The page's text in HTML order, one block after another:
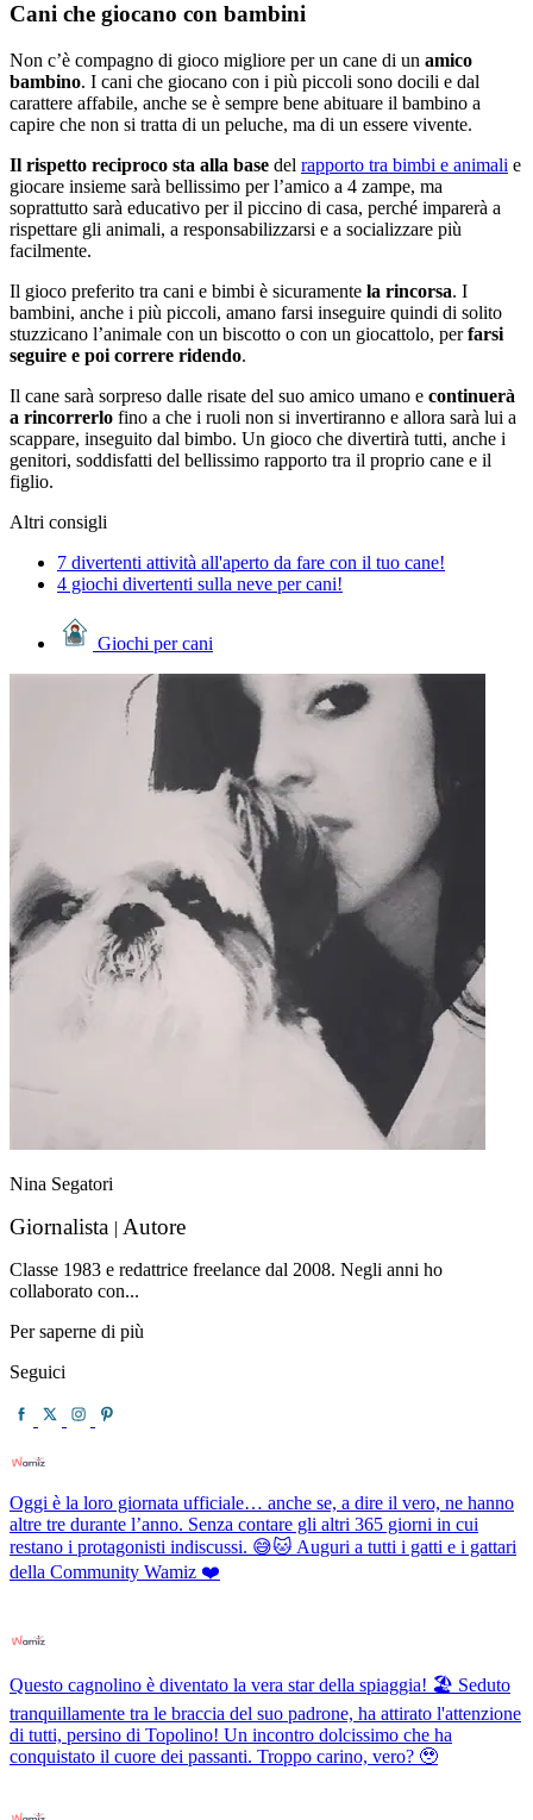
Cani che giocano con bambini
Non c’è compagno di gioco migliore per un cane di un amico
bambino. I cani che giocano con i più piccoli sono docili e dal
carattere affabile, anche se è sempre bene abituare il bambino a
capire che non si tratta di un peluche, ma di un essere vivente.
Il rispetto reciproco sta alla base del rapporto tra bimbi e animali e
giocare insieme sarà bellissimo per l’amico a 4 zampe, ma
soprattutto sarà educativo per il piccino di casa, perché imparerà a
rispettare gli animali, a responsabilizzarsi e a socializzare più
facilmente.
Il gioco preferito tra cani e bimbi è sicuramente la rincorsa. I
bambini, anche i più piccoli, amano farsi inseguire quindi di solito
stuzzicano l’animale con un biscotto o con un giocattolo, perfarsi
seguire e poi correre ridendo.
Il cane sarà sorpreso dalle risate del suo amico umano e continuerà
a rincorrerlo fino a che i ruoli non si invertiranno e allora sarà lui a
scappare, inseguito dal bimbo. Un gioco che divertirà tutti, anche i
genitori, soddisfatti del bellissimo rapporto tra il proprio cane e il
figlio.
Altri consigli
7 divertenti attività all'aperto da fare con il tuo cane!
4 giochi divertenti sulla neve per cani!
Giochi per cani
Nina Segatori
Giornalista | Autore
Classe 1983 e redattrice freelance dal 2008. Negli anni ho
collaborato con...
Per saperne di più
Seguici
Oggi è la loro giornata ufficiale… anche se, a dire il vero, ne hanno
altre tre durante l’anno. Senza contare gli altri 365 giorni in cui
restano i protagonisti indiscussi. 😅🐱 Auguri a tutti i gatti e i gattari
della Community Wamiz ❤️
Questo cagnolino è diventato la vera star della spiaggia! 🏖️ Seduto
tranquillamente tra le braccia del suo padrone, ha attirato l'attenzione
di tutti, persino di Topolino! Un incontro dolcissimo che ha
conquistato il cuore dei passanti. Troppo carino, vero? 🥹